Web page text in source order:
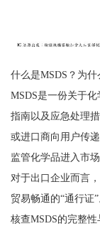
什么是MSDS？为什
MSDS是一份关于
指南以及应急处理
或进口商向用户传
监管化学品进入市
对于出口企业而言
贸易畅通的“通行证
核查MSDS的完整